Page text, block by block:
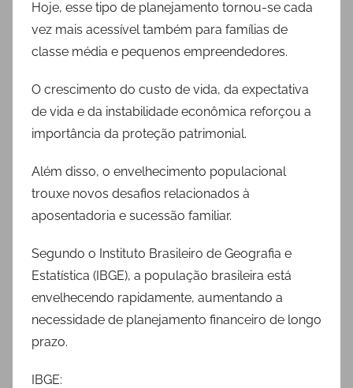
Hoje, esse tipo de planejamento tornou-se cada
vez mais acessível também para famílias de
classe média e pequenos empreendedores.
O crescimento do custo de vida, da expectativa
de vida e da instabilidade econômica reforçou a
importância da proteção patrimonial.
Além disso, o envelhecimento populacional
trouxe novos desafios relacionados à
aposentadoria e sucessão familiar.
Segundo o Instituto Brasileiro de Geografia e
Estatística (IBGE), a população brasileira está
envelhecendo rapidamente, aumentando a
necessidade de planejamento financeiro de longo
prazo.
IBGE: